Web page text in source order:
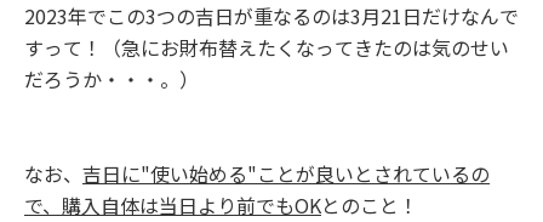
2023年でこの3つの吉日が重なるのは3月21日だけなんで
すって！（急にお財布替えたくなってきたのは気のせい
だろうか・・・。）
なお、 吉日に"使い始める"ことが良いとされているの
で、購入自体は当日より前でもOKとのこと！